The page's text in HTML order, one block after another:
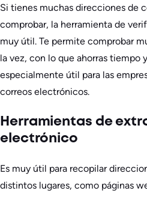
Si tienes muchas direcciones de
comprobar, la herramienta de
muy útil. Te permite comprobar
la vez, con lo que ahorras tiempo
especialmente útil para las
correos electrónicos.
Herramientas de
electrónico
Es muy útil para recopilar
distintos lugares, como páginas